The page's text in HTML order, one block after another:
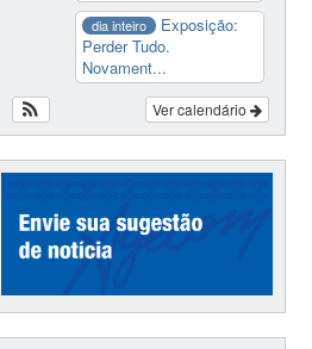
dia inteiro
Exposição:
Perder Tudo.
Novament...
Ver calendário